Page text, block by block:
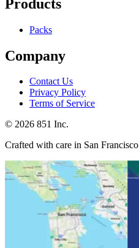
Products
Packs
Company
Contact Us
Privacy Policy
Terms of Service
© 2026 851 Inc.
Crafted with care in San Francisco